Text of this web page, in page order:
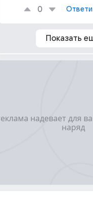
0
Показать